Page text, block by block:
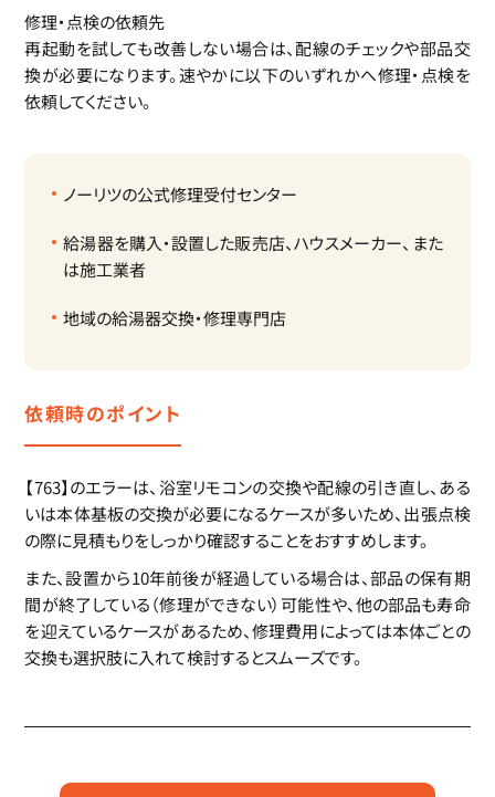
修理・点検の依頼先
再起動を試しても改善しない場合は、配線のチェックや部品交
換が必要になります。速やかに以下のいずれかへ修理・点検を
依頼してください。
ノーリツの公式修理受付センター
給湯器を購入・設置した販売店、ハウスメーカー、また
は施工業者
地域の給湯器交換・修理専門店
依頼時のポイント
【763】のエラーは、浴室リモコンの交換や配線の引き直し、ある
いは本体基板の交換が必要になるケースが多いため、出張点検
の際に見積もりをしっかり確認することをおすすめします。
また、設置から10年前後が経過している場合は、部品の保有期
間が終了している（修理ができない）可能性や、他の部品も寿命
を迎えているケースがあるため、修理費用によっては本体ごとの
交換も選択肢に入れて検討するとスムーズです。